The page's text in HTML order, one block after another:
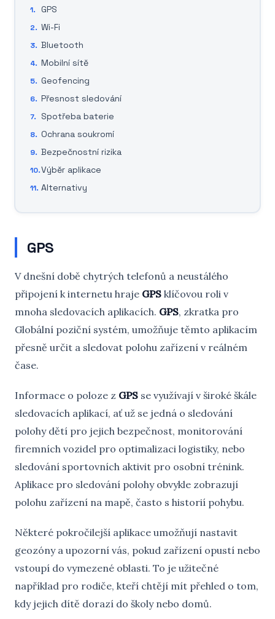
GPS
Wi-Fi
Bluetooth
Mobilní sítě
Geofencing
Přesnost sledování
Spotřeba baterie
Ochrana soukromí
Bezpečnostní rizika
Výběr aplikace
Alternativy
GPS
V dnešní době chytrých telefonů a neustálého
připojení k internetu hraje GPS klíčovou roli v
mnoha sledovacích aplikacích. GPS, zkratka pro
Globální poziční systém, umožňuje těmto aplikacím
přesně určit a sledovat polohu zařízení v reálném
čase.
Informace o poloze z GPS se využívají v široké škále
sledovacích aplikací, ať už se jedná o sledování
polohy dětí pro jejich bezpečnost, monitorování
firemních vozidel pro optimalizaci logistiky, nebo
sledování sportovních aktivit pro osobní trénink.
Aplikace pro sledování polohy obvykle zobrazují
polohu zařízení na mapě, často s historií pohybu.
Některé pokročilejší aplikace umožňují nastavit
geozóny a upozorní vás, pokud zařízení opustí nebo
vstoupí do vymezené oblasti. To je užitečné
například pro rodiče, kteří chtějí mít přehled o tom,
kdy jejich dítě dorazí do školy nebo domů.